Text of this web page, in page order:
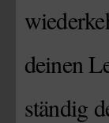
deinen
ständig